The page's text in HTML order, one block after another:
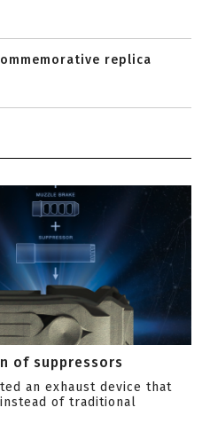
replica
of suppressors
an exhaust device that
of traditional